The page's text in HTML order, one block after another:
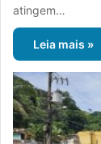
atingem…
Leia mais »